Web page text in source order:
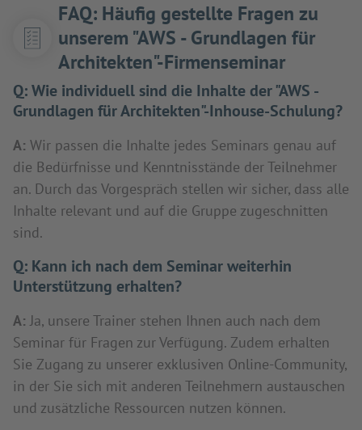
FAQ: Häufig gestellte Fragen zu
unserem "AWS - Grundlagen für
Architekten"-Firmenseminar
Q:Wie individuell sind die Inhalte der "AWS -
Grundlagen für Architekten"-Inhouse-Schulung?
A: Wir passen die Inhalte jedes Seminars genau auf
die Bedürfnisse und Kenntnisstände der Teilnehmer
an. Durch das Vorgespräch stellen wir sicher, dass alle
Inhalte relevant und auf die Gruppe zugeschnitten
sind.
Q: Kann ich nach dem Seminar weiterhin
Unterstützung erhalten?
A: Ja, unsere Trainer stehen Ihnen auch nach dem
Seminar für Fragen zur Verfügung. Zudem erhalten
Sie Zugang zu unserer exklusiven Online-Community,
in der Sie sich mit anderen Teilnehmern austauschen
und zusätzliche Ressourcen nutzen können.